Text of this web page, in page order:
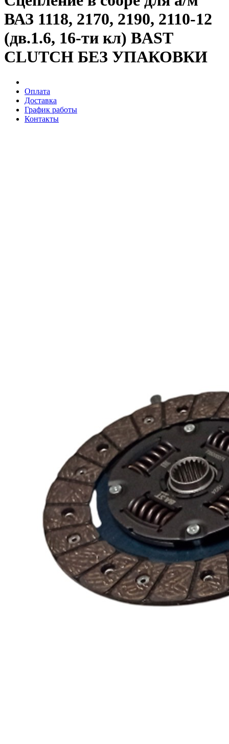
ВАЗ 1118, 2170, 2190, 2110-12
(дв.1.6, 16-ти кл) BAST
CLUTCH БЕЗ УПАКОВКИ
Оплата
Доставка
График работы
Контакты